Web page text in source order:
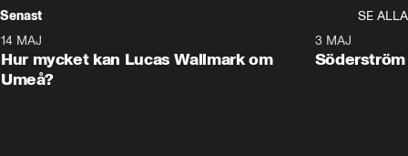
Senast
SE ALLA
Plus
14 MAJ
Hur mycket kan Lucas Wallmark om
Umeå?
3 MAJ